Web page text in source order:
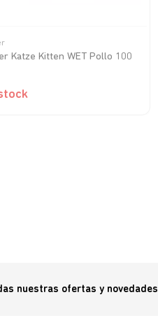
Katze Kitten WET Pollo 100
nuestras ofertas y novedades